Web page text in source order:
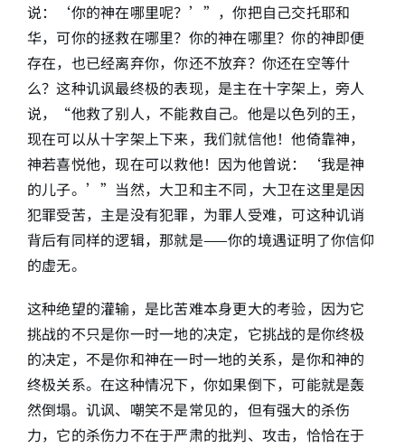
说：‘你的神在哪里呢？’”，你把自己交托耶和
华，可你的拯救在哪里？你的神在哪里？你的神即便
存在，也已经离弃你，你还不放弃？你还在空等什
么？这种讥讽最终极的表现，是主在十字架上，旁人
说，“他救了别人，不能救自己。他是以色列的王，
现在可以从十字架上下来，我们就信他！他倚靠神，
神若喜悦他，现在可以救他！因为他曾说：‘我是神
的儿子。’”当然，大卫和主不同，大卫在这里是因
犯罪受苦，主是没有犯罪，为罪人受难，可这种讥诮
背后有同样的逻辑，那就是——你的境遇证明了你信仰
的虚无。
这种绝望的灌输，是比苦难本身更大的考验，因为它
挑战的不只是你一时一地的决定，它挑战的是你终极
的决定，不是你和神在一时一地的关系，是你和神的
终极关系。在这种情况下，你如果倒下，可能就是轰
然倒塌。讥讽、嘲笑不是常见的，但有强大的杀伤
力，它的杀伤力不在于严肃的批判、攻击，恰恰在于